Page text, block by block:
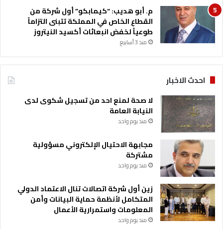
م. أبو هديب: “كيمابكو” أول شركة من
القطاع الخاص في المملكة تتبنى التزاماً
طوعياً لخفض انبعاثات أكسيد النيتروز
منذ 3 أسابيع
احدث الاخبار
لا صحة لمنع احد من تسجيل شكوى لدى
النيابة العامة
منذ يوم واحد
مجابهة الاحتيال الإلكتروني مسؤولية
مشتركة
منذ يوم واحد
زين أول شركة اتصالات تنال الاعتماد الدولي
المتكامل لأنظمة حماية البيانات وأمن
المعلومات واستمرارية الأعمال
منذ يوم واحد